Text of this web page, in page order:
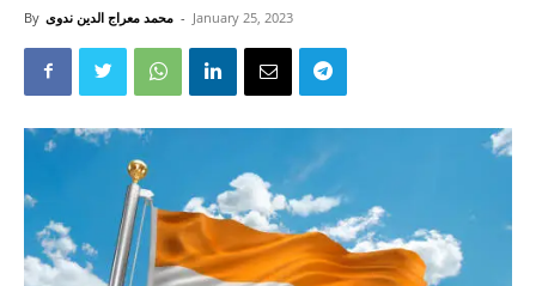
By محمد معراج الدین ندوی - January 25, 2023